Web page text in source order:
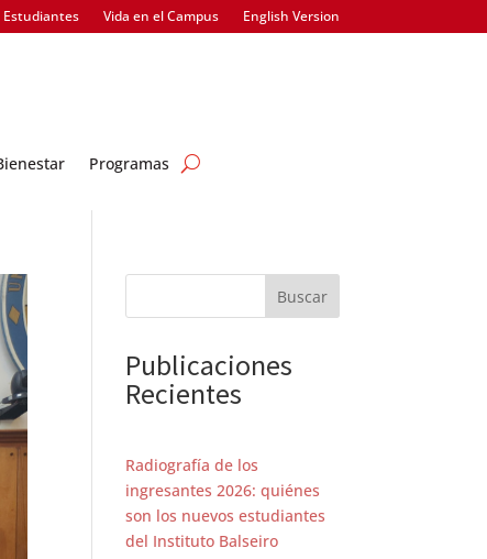
Estudiantes Vida en el Campus English Version
Programas
Buscar
Publicaciones
Recientes
Radiografía de los
ingresantes 2026: quiénes
son los nuevos estudiantes
del Instituto Balseiro